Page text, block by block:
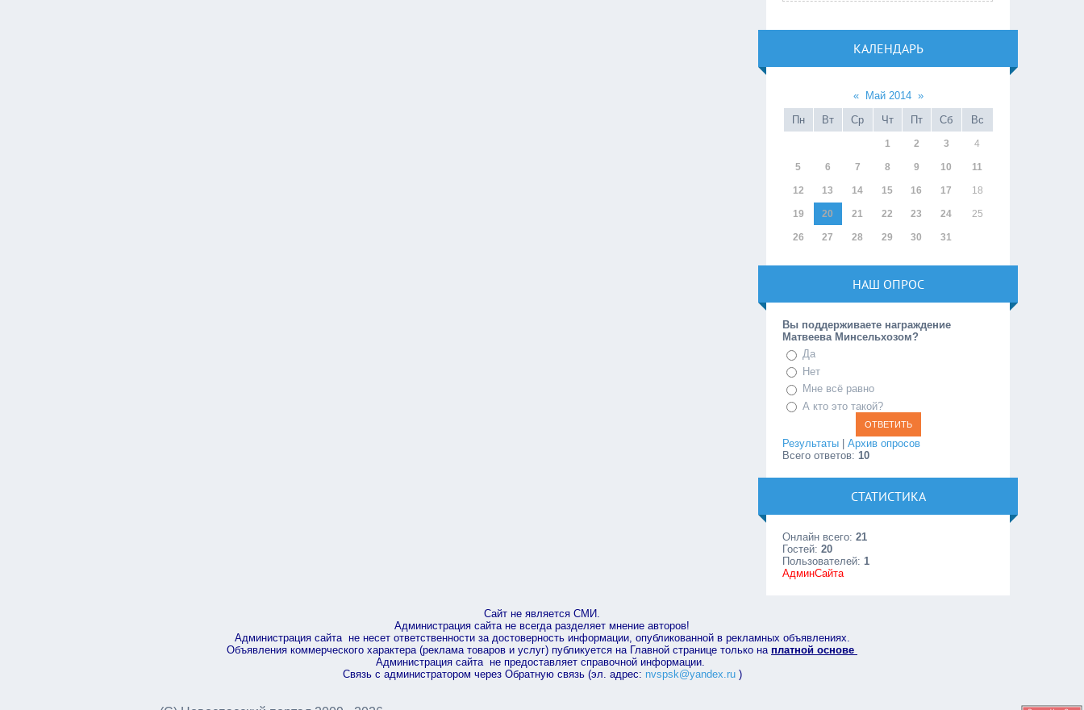
КАЛЕНДАРЬ
« Май 2014 »
Пн
Вт Ср Чт Пт Сб Вс
1 2 3 4
5 6 7 8 9 10 11
12 13 14 15 16 17 18
19 20 21 22 23 24 25
26 27 28 29 30 31
НАШ ОПРОС
Вы поддерживаете награждение
Матвеева Минсельхозом?
Да
Нет
Мне всё равно
А кто это такой?
Результаты |Архив опросов
Всего ответов:10
СТАТИСТИКА
Онлайн всего:21
Гостей:20
Пользователей:1
АдминСайта
Сайт не является СМИ.
Администрация сайта не всегда разделяет мнение авторов!
Администрация сайта не несет ответственности за достоверность информации, опубликованной в рекламных объявлениях.
Объявления коммерческого характера (реклама товаров и услуг) публикуется на Главной странице только на платной основе
Администрация сайта не предоставляет справочной информации.
Связь с администратором через Обратную связь (эл. адрес: nvspsk@yandex.ru)